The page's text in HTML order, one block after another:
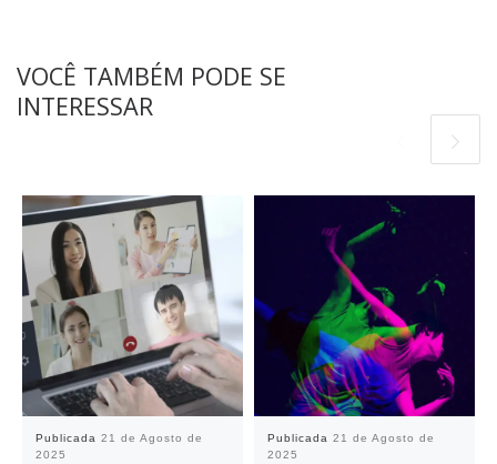
VOCÊ TAMBÉM PODE SE
INTERESSAR
Publicada 21 de Agosto de
2025
Publicada 21 de Agosto de
2025